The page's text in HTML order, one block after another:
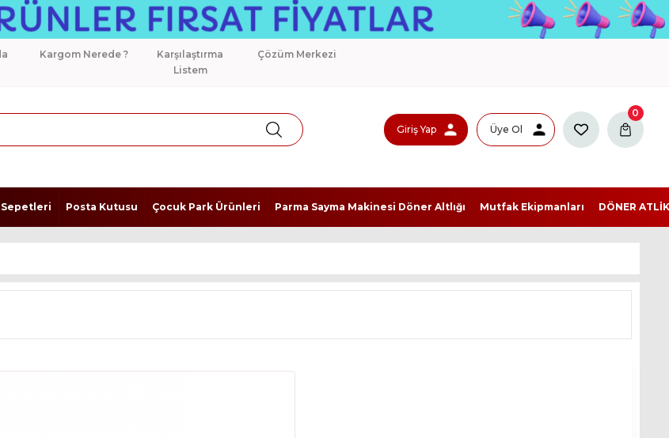
Kargom Nerede ?
Karşılaştırma
Listem
Çözüm Merkezi
Giriş Yap Üye Ol
0
Sepetleri Posta Kutusu Çocuk Park Ürünleri Parma Sayma Makinesi Döner Altlığı Mutfak Ekipmanları DÖNER